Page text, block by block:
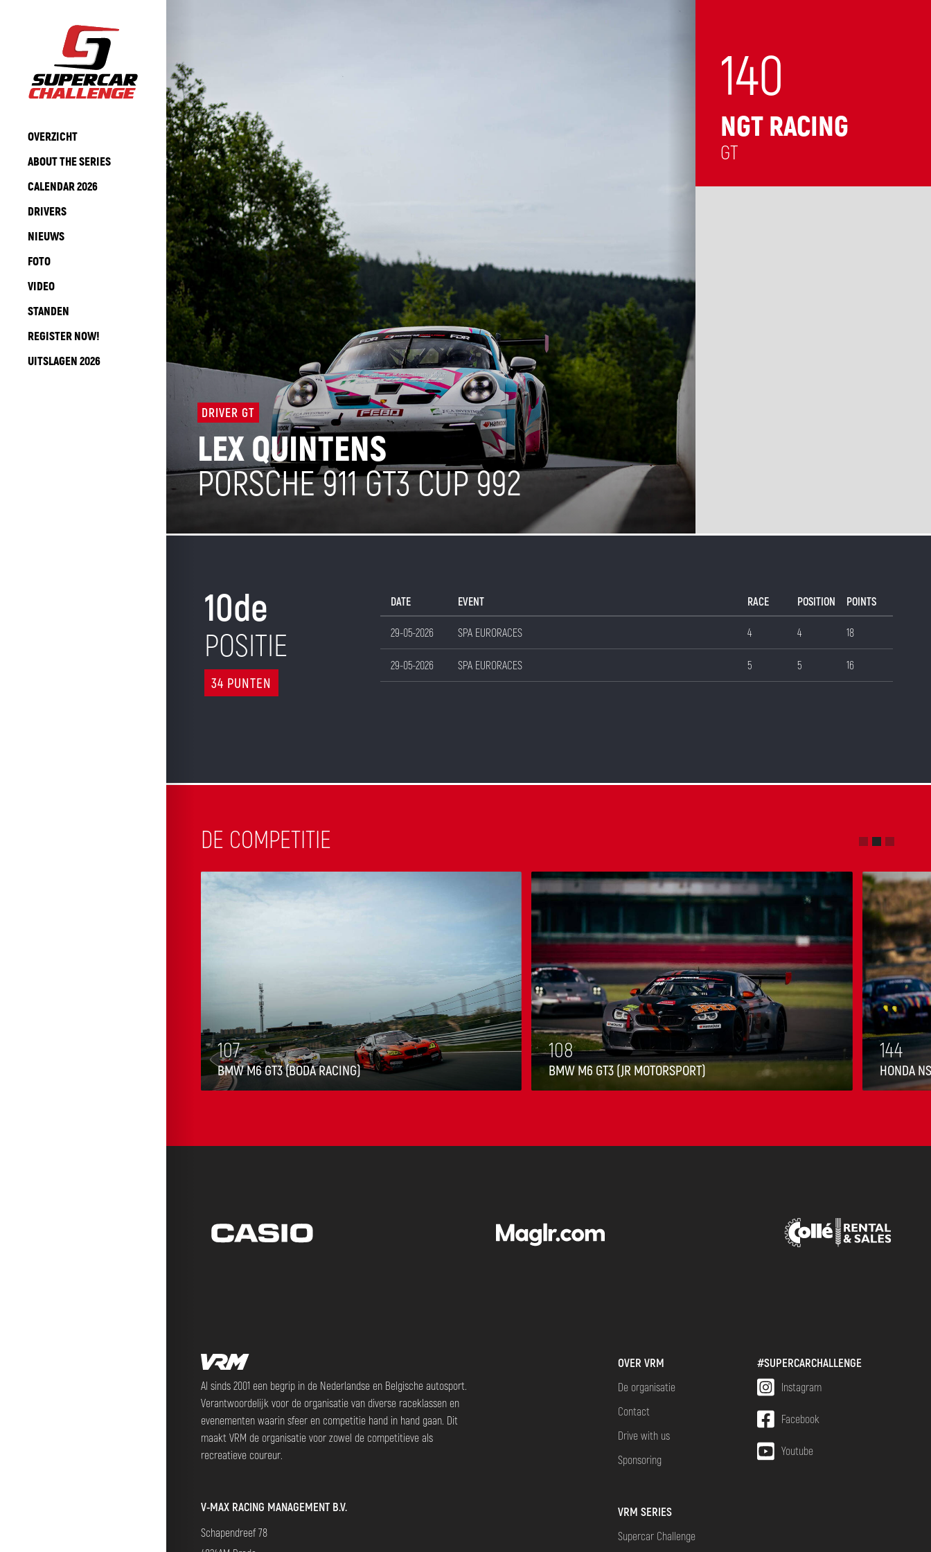
OVERZICHT
ABOUT THE SERIES
CALENDAR 2026
DRIVERS
NIEUWS
FOTO
VIDEO
STANDEN
REGISTER NOW!
UITSLAGEN 2026
DRIVER GT
LEX QUINTENS
PORSCHE 911 GT3 CUP 992
140
NGT RACING
GT
10de
POSITIE
34 PUNTEN
DATE EVENT RACE POSITION POINTS
29-05-2026 SPA EURORACES 4 4 18
29-05-2026 SPA EURORACES 5 5 16
DE COMPETITIE
107
BMW M6 GT3 (BODA RACING)
108
BMW M6 GT3 (JR MOTORSPORT)
144
HONDA
Al sinds 2001 een begrip in de Nederlandse en Belgische autosport.
Verantwoordelijk voor de organisatie van diverse raceklassen en
evenementen waarin sfeer en competitie hand in hand gaan. Dit
maakt VRM de organisatie voor zowel de competitieve als
recreatieve coureur.
V-MAX RACING MANAGEMENT B.V.
Schapendreef 78
OVER VRM
De organisatie
Contact
Drive with us
Sponsoring
VRM SERIES
Supercar Challenge
#SUPERCARCHALLENGE
Instagram
Facebook
Youtube